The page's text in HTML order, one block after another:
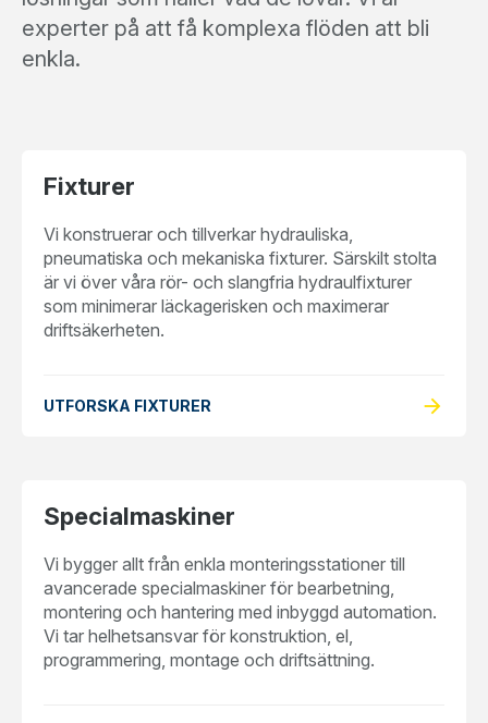
experter på att få komplexa flöden att bli
enkla.
Fixturer
Vi konstruerar och tillverkar hydrauliska,
pneumatiska och mekaniska fixturer. Särskilt stolta
är vi över våra rör- och slangfria hydraulfixturer
som minimerar läckagerisken och maximerar
driftsäkerheten.
UTFORSKA FIXTURER arrow_forward
Specialmaskiner
Vi bygger allt från enkla monteringsstationer till
avancerade specialmaskiner för bearbetning,
montering och hantering med inbyggd automation.
Vi tar helhetsansvar för konstruktion, el,
programmering, montage och driftsättning.